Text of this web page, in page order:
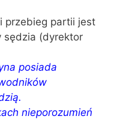
przebieg partii jest
sędzia (dyrektor
posiada
nieporozumień